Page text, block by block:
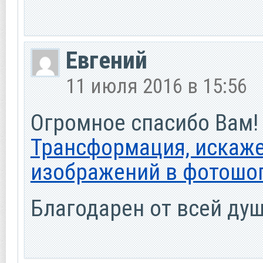
Евгений
11 июля 2016 в 15:56
Огромное спасибо
Трансформация,
изображений в
Благодарен от всей